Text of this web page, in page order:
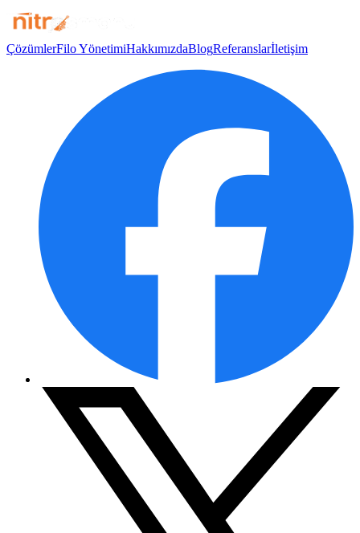
ÇözümlerFilo YönetimiHakkımızdaBlogReferanslarİletişim